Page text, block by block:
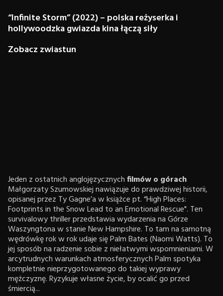
“Infinite Storm” (2022) – polska reżyserka i
hollywoodzka gwiazda kina łączą siły
Zobacz zwiastun
Jeden z ostatnich anglojęzycznychfilmów o górach
Małgorzaty Szumowskiej nawiązuje do prawdziwej historii,
opisanej przez Ty Gagne’a w książce pt. “High Places:
Footprints in the Snow Lead to an Emotional Rescue". Ten
survivalowy thriller przedstawia wydarzenia na Górze
Waszyngtona w stanie New Hampshire. To tam na samotną
wędrówkę rok w rok udaje się Palm Bates (Naomi Watts). To
jej sposób na radzenie sobie z niełatwymi wspomnieniami. W
arcytrudnych warunkach atmosferycznych Palm spotyka
kompletnie nieprzygotowanego do takiej wyprawy
mężczyznę. Ryzykuje własne życie, by ocalić go przed
śmiercią...